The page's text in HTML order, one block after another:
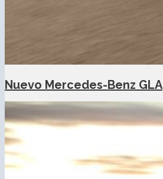
Nuevo Mercedes-Benz GLA